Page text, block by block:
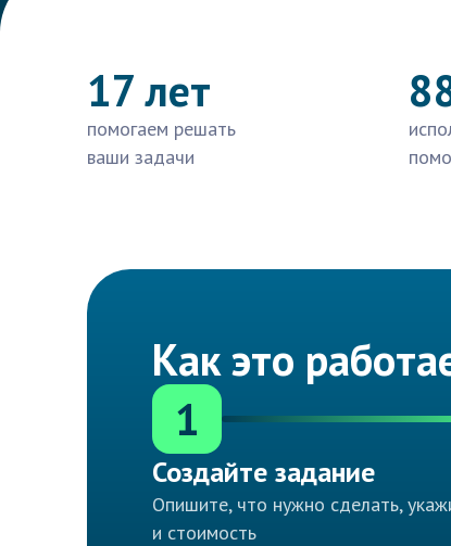
17 лет
помогаем решать
ваши задачи
Как это
1
Создайте задание
Опишите, что нужно сделать,
и стоимость